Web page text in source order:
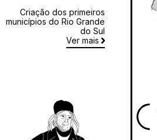
Criação dos primeiros
municípios do Rio Grande
do Sul
Ver mais